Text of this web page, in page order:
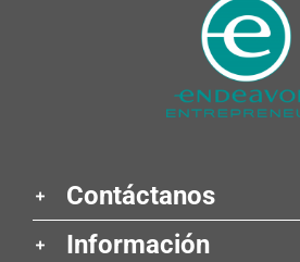
Contáctanos
Información